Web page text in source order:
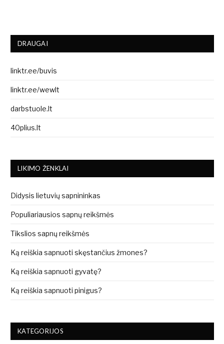
DRAUGAI
linktr.ee/buvis
linktr.ee/wewlt
darbstuole.lt
40plius.lt
LIKIMO ŽENKLAI
Didysis lietuvių sapnininkas
Populiariausios sapnų reikšmės
Tikslios sapnų reikšmės
Ką reiškia sapnuoti skęstančius žmones?
Ką reiškia sapnuoti gyvatę?
Ką reiškia sapnuoti pinigus?
KATEGORIJOS